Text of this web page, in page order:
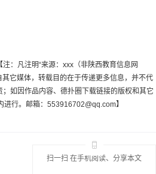
：凡注明“来源：xxx（非陕西教育信息网
它媒体，转载目的在于传递更多信息，并不代
如因作品内容、德扑圈下载链接的版权和其它
行。邮箱： 553916702@qq.com】
扫一扫 在手机阅读、分享本文